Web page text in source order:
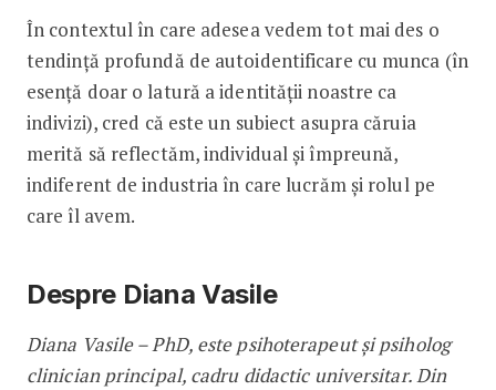
În contextul în care adesea vedem tot mai des o
tendință profundă de autoidentificare cu munca (în
esență doar o latură a identității noastre ca
indivizi), cred că este un subiect asupra căruia
merită să reflectăm, individual și împreună,
indiferent de industria în care lucrăm și rolul pe
care îl avem.
Despre Diana Vasile
Diana Vasile – PhD, este psihoterapeut și psiholog
clinician principal, cadru didactic universitar. Din